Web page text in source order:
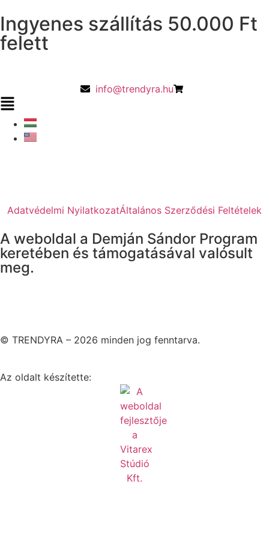
Ingyenes szállítás 50.000 Ft
felett
info@trendyra.hu
Adatvédelmi NyilatkozatÁltalános Szerződési Feltételek
A weboldal a Demján Sándor Program
keretében és támogatásával valósult
meg.
© TRENDYRA – 2026 minden jog fenntarva.
Az oldalt készítette: